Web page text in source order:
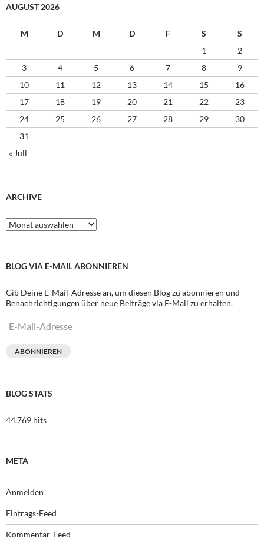
AUGUST 2026
M D M D F S
S
1
2
3
4 5 6 7 8
9
10
11 12 13 14 15
16
17
18 19 20 21 22
23
24
25 26 27 28 29
30
31
« Juli
ARCHIVE
Archive
BLOG VIA E-MAIL ABONNIEREN
Gib Deine E-Mail-Adresse an, um diesen Blog zu abonnieren und
Benachrichtigungen über neue Beiträge via E-Mail zu erhalten.
E-
ABONNIEREN
BLOG STATS
44.769 hits
META
Anmelden
Eintrags-Feed
Kommentar-Feed